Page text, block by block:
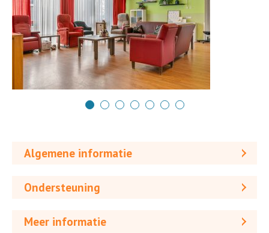
Algemene informatie
Ondersteuning
Meer informatie